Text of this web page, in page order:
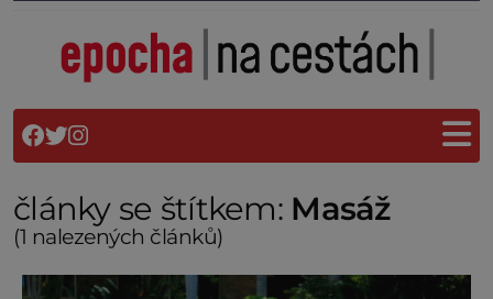
články se štítkem: Masáž
(1 nalezených článků)